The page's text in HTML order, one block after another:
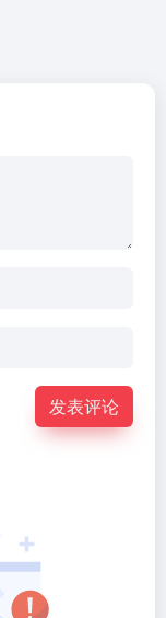
发表评论